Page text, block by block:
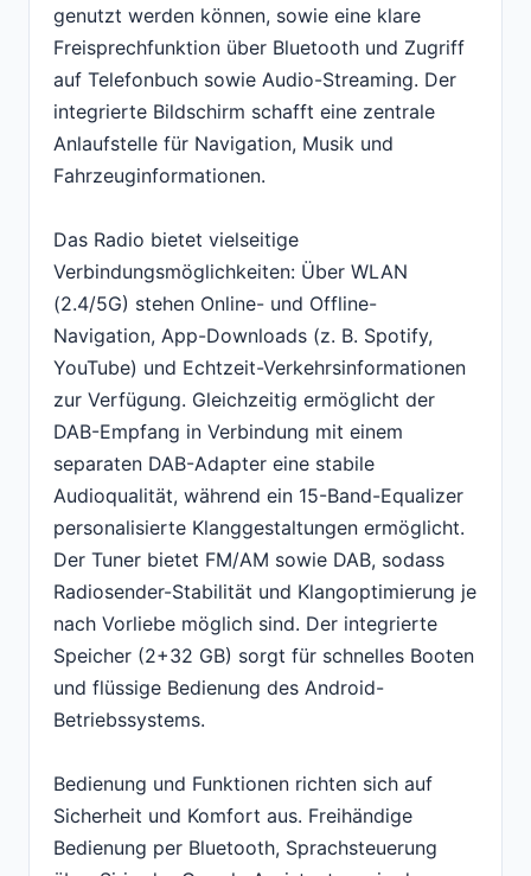
genutzt werden können, sowie eine klare
Freisprechfunktion über Bluetooth und Zugriff
auf Telefonbuch sowie Audio-Streaming. Der
integrierte Bildschirm schafft eine zentrale
Anlaufstelle für Navigation, Musik und
Fahrzeuginformationen.
Das Radio bietet vielseitige
Verbindungsmöglichkeiten: Über WLAN
(2.4/5G) stehen Online- und Offline-
Navigation, App-Downloads (z. B. Spotify,
YouTube) und Echtzeit-Verkehrsinformationen
zur Verfügung. Gleichzeitig ermöglicht der
DAB-Empfang in Verbindung mit einem
separaten DAB-Adapter eine stabile
Audioqualität, während ein 15-Band-Equalizer
personalisierte Klanggestaltungen ermöglicht.
Der Tuner bietet FM/AM sowie DAB, sodass
Radiosender-Stabilität und Klangoptimierung je
nach Vorliebe möglich sind. Der integrierte
Speicher (2+32 GB) sorgt für schnelles Booten
und flüssige Bedienung des Android-
Betriebssystems.
Bedienung und Funktionen richten sich auf
Sicherheit und Komfort aus. Freihändige
Bedienung per Bluetooth, Sprachsteuerung